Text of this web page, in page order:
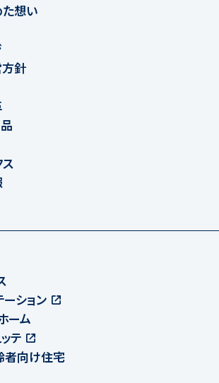
た想い
方針
ス
ション
ーム
テ
者向け住宅